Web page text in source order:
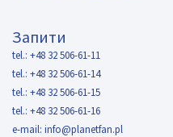
Запити
tel.: +48 32 506-61-11
tel.: +48 32 506-61-14
tel.: +48 32 506-61-15
tel.: +48 32 506-61-16
e-mail: info@planetfan.pl